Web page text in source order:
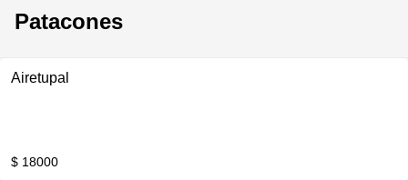
Patacones
Airetupal
$ 18000